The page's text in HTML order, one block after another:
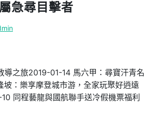
急尋目擊者
之旅2019-01-14 馬六甲：尋寶汗青名
：樂享摩登城市游，全家玩聚好逍遠
同程藝龍與國航聯手送冷假機票福利